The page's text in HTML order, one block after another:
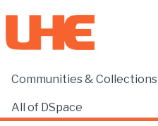
Communities & Collections
All of DSpace
Home